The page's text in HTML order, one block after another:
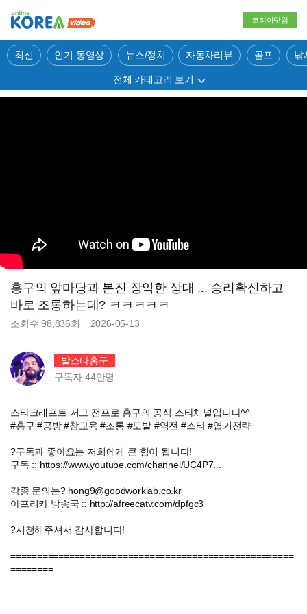
코리아닷컴
최신 인기 동영상 뉴스/정치 자동차리뷰 골프 낚
전체 카테고리 보기
홍구의 앞마당과 본진 장악한 상대 ... 승리확신하고
바로 조롱하는데? ㅋㅋㅋㅋㅋ
조회수98,836회 2026-05-13
발스타홍구
구독자44만명
스타크래프트 저그 전프로 홍구의 공식 스타채널입니다^^
#홍구 #공방 #참교육 #조롱 #도발 #역전 #스타 #엽기전략
?구독과 좋아요는 저희에게 큰 힘이 됩니다!
구독 :: https://www.youtube.com/channel/UC4P7...
각종 문의는? hong9@goodworklab.co.kr
아프리카 방송국 :: http://afreecatv.com/dpfgc3
?시청해주셔서 감사합니다!
=====================================================
========